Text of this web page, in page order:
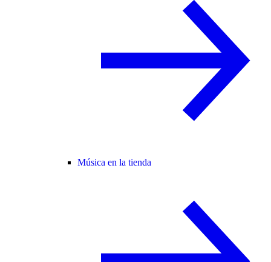
Música en la tienda